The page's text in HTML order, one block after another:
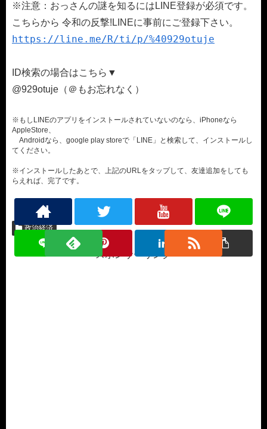
※注意：おっさんの謎を知るにはLINE登録が必須です。
こちらから 令和の反撃!LINEに事前にご登録下さい。
https://line.me/R/ti/p/%40929otuje
ID検索の場合はこちら▼
@929otuje（＠もお忘れなく）
※もしLINEのアプリをインストールされていないのなら、iPhoneなら
AppleStore、
Androidなら、google play storeで「LINE」と検索して、インストールし
てください。
※インストールしたあとで、上記のURLをタップして、友達追加をしても
らえれば、完了です。
政治経済
スポンサーリンク